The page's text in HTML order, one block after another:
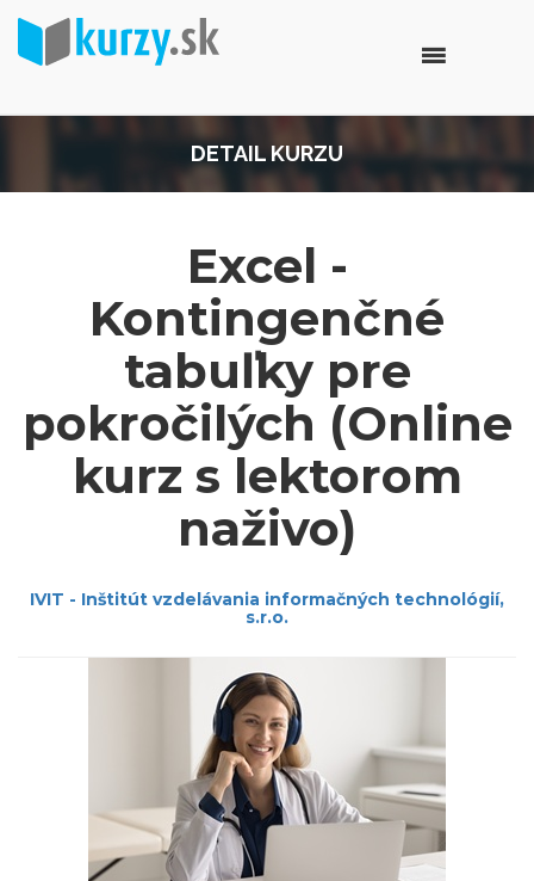
DETAIL KURZU
Excel -
Kontingenčné
tabuľky pre
pokročilých (Online
kurz s lektorom
naživo)
IVIT - Inštitút vzdelávania informačných technológií,
s.r.o.